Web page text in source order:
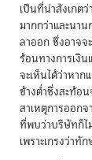
เป็นที่น่าสังเกต
มากกว่าและนา
ลาออก ซึ่งอาจจ
ร้อนทางการเงิ
จะเห็นได้ว่าหาก
ข้างต่ำซึ่งสะท้อ
สาเหตุการออก
ที่พบว่าบริษัทก็ไ
เพราะเกรงว่าทั